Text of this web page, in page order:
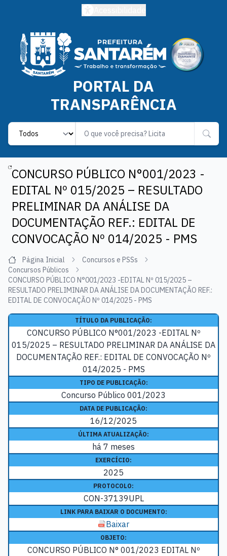
PORTAL DA
TRANSPARÊNCIA
Label
CONCURSO PÚBLICO N°001/2023 -
EDITAL Nº 015/2025 – RESULTADO
PRELIMINAR DA ANÁLISE DA
DOCUMENTAÇÃO REF.: EDITAL DE
CONVOCAÇÃO Nº 014/2025 - PMS
Página Inicial
Concursos e PSSs
Concursos Públicos
CONCURSO PÚBLICO N°001/2023 -EDITAL Nº 015/2025 –
RESULTADO PRELIMINAR DA ANÁLISE DA DOCUMENTAÇÃO REF.:
EDITAL DE CONVOCAÇÃO Nº 014/2025 - PMS
TÍTULO DA PUBLICAÇÃO:
CONCURSO PÚBLICO N°001/2023 -EDITAL Nº
015/2025 – RESULTADO PRELIMINAR DA ANÁLISE DA
DOCUMENTAÇÃO REF.: EDITAL DE CONVOCAÇÃO Nº
014/2025 - PMS
TIPO DE PUBLICAÇÃO:
Concurso Público 001/2023
DATA DE PUBLICAÇÃO:
16/12/2025
ÚLTIMA ATUALIZAÇÃO:
há 7 meses
EXERCÍCIO:
2025
PROTOCOLO:
CON-37139UPL
LINK PARA BAIXAR O DOCUMENTO:
Baixar
OBJETO:
CONCURSO PÚBLICO N° 001/2023 EDITAL Nº